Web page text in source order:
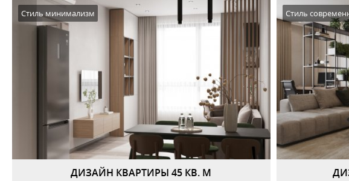
ДИЗАЙН КВАРТИРЫ 45 КВ. М
Стиль минимализм Стиль